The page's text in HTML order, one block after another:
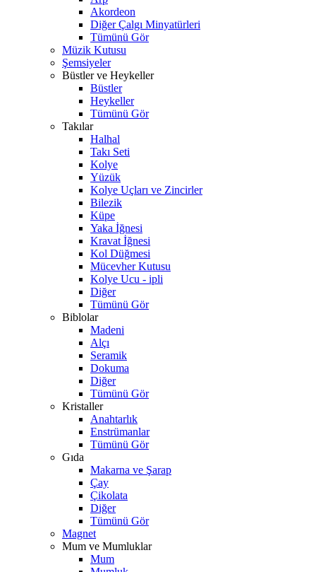
Akordeon
Diğer Çalgı Minyatürleri
Tümünü Gör
Müzik Kutusu
Şemsiyeler
Büstler ve Heykeller
Büstler
Heykeller
Tümünü Gör
Takılar
Halhal
Takı Seti
Kolye
Yüzük
Kolye Uçları ve Zincirler
Bilezik
Küpe
Yaka İğnesi
Kravat İğnesi
Kol Düğmesi
Mücevher Kutusu
Kolye Ucu - ipli
Diğer
Tümünü Gör
Biblolar
Madeni
Alçı
Seramik
Dokuma
Diğer
Tümünü Gör
Kristaller
Anahtarlık
Enstrümanlar
Tümünü Gör
Gıda
Makarna ve Şarap
Çay
Çikolata
Diğer
Tümünü Gör
Magnet
Mum ve Mumluklar
Mum